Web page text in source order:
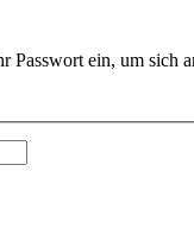
Passwort ein, um sich